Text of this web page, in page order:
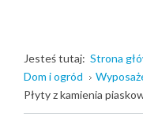
Jesteś tutaj: Strona
Dom i ogród
Płyty z kamienia